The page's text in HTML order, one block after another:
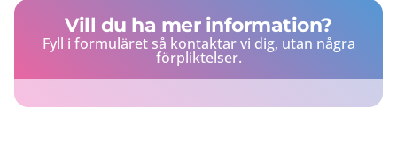
Vill du ha mer information?
Fyll i formuläret så kontaktar vi dig, utan några
förpliktelser.